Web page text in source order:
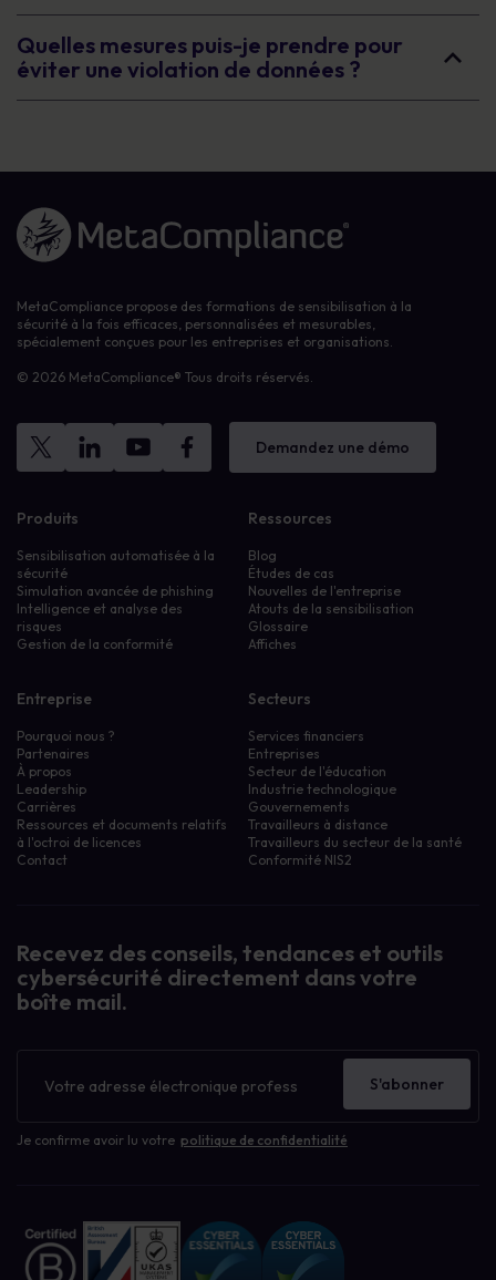
Quelles mesures puis-je prendre pour
éviter une violation de données ?
Lien vers la page d'accueil
MetaCompliance propose des formations de sensibilisation à la
sécurité à la fois efficaces, personnalisées et mesurables,
spécialement conçues pour les entreprises et organisations.
© 2026 MetaCompliance® Tous droits réservés.
Demandez une démo
Produits
Sensibilisation automatisée à la
sécurité
Simulation avancée de phishing
Intelligence et analyse des
risques
Gestion de la conformité
Ressources
Blog
Études de cas
Nouvelles de l'entreprise
Atouts de la sensibilisation
Glossaire
Affiches
Entreprise
Pourquoi nous ?
Partenaires
À propos
Leadership
Carrières
Ressources et documents relatifs
à l'octroi de licences
Contact
Secteurs
Services financiers
Entreprises
Secteur de l'éducation
Industrie technologique
Gouvernements
Travailleurs à distance
Travailleurs du secteur de la santé
Conformité NIS2
Recevez des conseils, tendances et outils
cybersécurité directement dans votre
boîte mail.
d'information
Je confirme avoir lu votre politique de confidentialité
S'abonner